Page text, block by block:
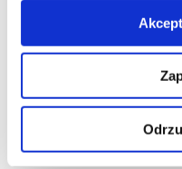
OFERTA
Wino to